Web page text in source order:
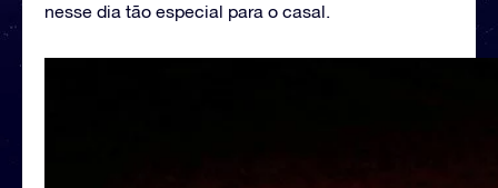
nesse dia tão especial para o casal.